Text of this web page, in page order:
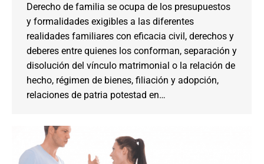
Derecho de familia se ocupa de los presupuestos
y formalidades exigibles a las diferentes
realidades familiares con eficacia civil, derechos y
deberes entre quienes los conforman, separación y
disolución del vínculo matrimonial o la relación de
hecho, régimen de bienes, filiación y adopción,
relaciones de patria potestad en…